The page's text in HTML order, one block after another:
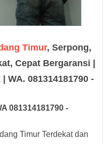
Timur, Serpong,
Cepat Bergaransi |
WA. 081314181790 -
A 081314181790 -
Timur Terdekat dan